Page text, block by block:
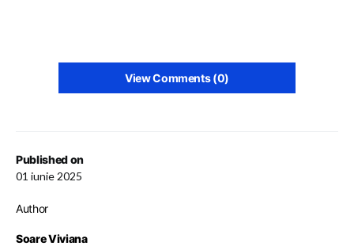
Published on
01 iunie 2025
Author
Soare Viviana
View Comments (0)